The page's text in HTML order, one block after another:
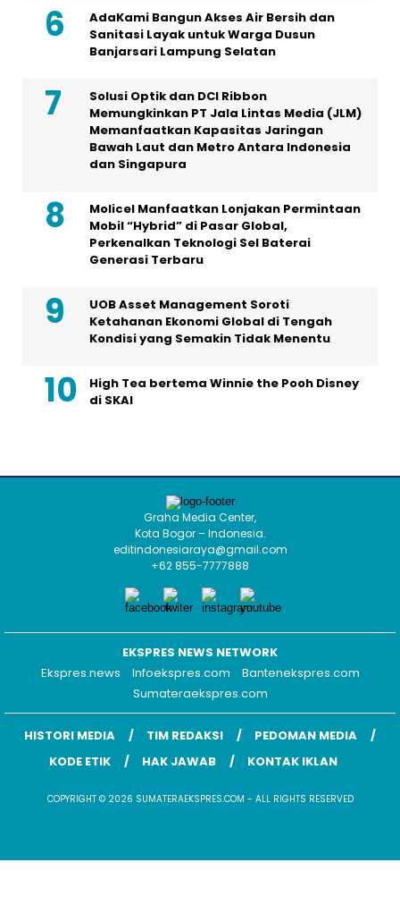
AdaKami Bangun Akses Air Bersih dan
Sanitasi Layak untuk Warga Dusun
Banjarsari Lampung Selatan
Solusi Optik dan DCI Ribbon
Memungkinkan PT Jala Lintas Media (JLM)
Memanfaatkan Kapasitas Jaringan
Bawah Laut dan Metro Antara Indonesia
dan Singapura
Molicel Manfaatkan Lonjakan Permintaan
Mobil “Hybrid” di Pasar Global,
Perkenalkan Teknologi Sel Baterai
Generasi Terbaru
UOB Asset Management Soroti
Ketahanan Ekonomi Global di Tengah
Kondisi yang Semakin Tidak Menentu
High Tea bertema Winnie the Pooh Disney
di SKAI
Graha Media Center,
Kota Bogor – Indonesia.
editindonesiaraya@gmail.com
+62 855-7777888
EKSPRES NEWS NETWORK
Ekspres.news
Infoekspres.com
Bantenekspres.com
Sumateraekspres.com
HISTORI MEDIA TIM REDAKSI
PEDOMAN MEDIA
KODE ETIK
HAK JAWAB KONTAK IKLAN
COPYRIGHT © 2026 SUMATERAEKSPRES.COM - ALL RIGHTS RESERVED